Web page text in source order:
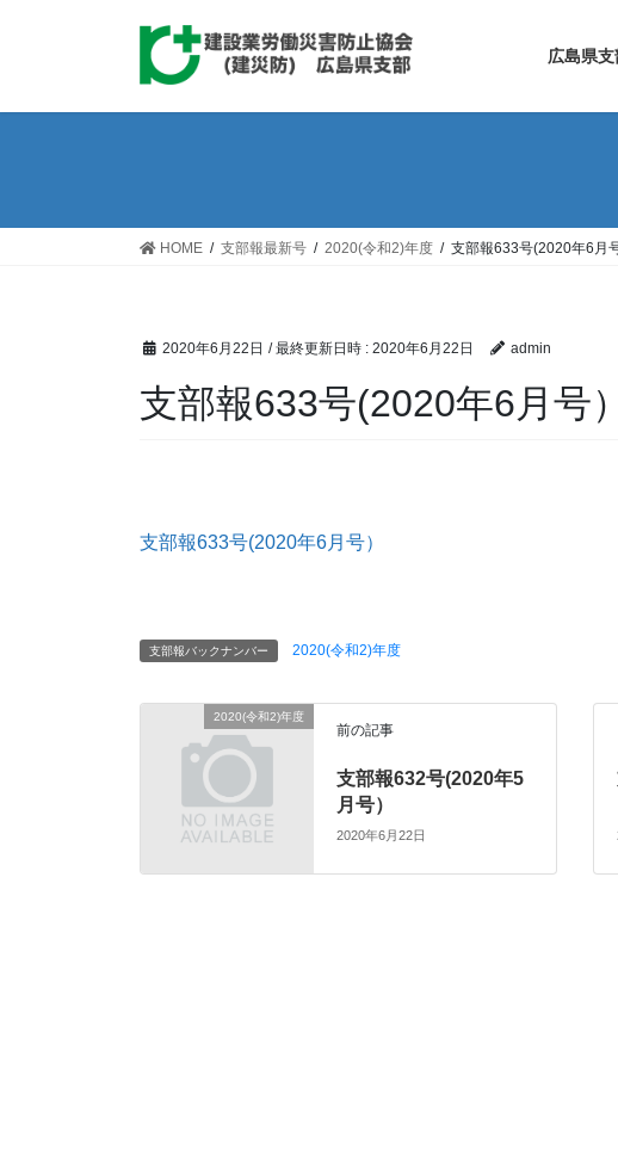
広島県
HOME 支部報最新号 2020(令和2)年度 支部報633号(2020年6月号
2020年6月22日 / 最終更新日時 : 2020年6月22日 admin
支部報633号(2020年6月号）
支部報633号(2020年6月号）
支部報バックナンバー 2020(令和2)年度
2020(令和2)年度
前の記事
支部報632号(2020年5
月号）
2020年6月22日